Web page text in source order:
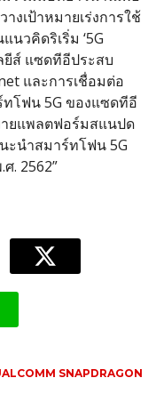
งเป้าหมายเร่งการใช้
วคิดริเริ่ม ‘5G
ยีส์ แซดทีอีประสบ
และการเชื่อมต่อ
โฟน 5G ของแซดทีอี
ยแพลตฟอร์มสแนปด
ะนำสมาร์ทโฟน 5G
. 2562”
SNAPDRAGON